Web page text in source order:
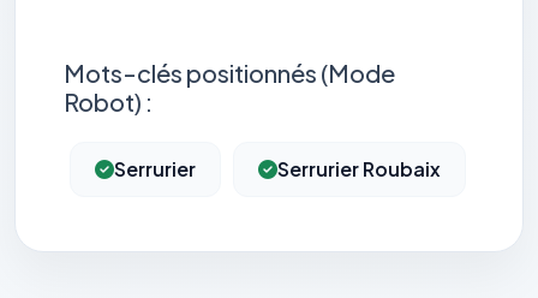
Mots-clés positionnés (Mode
Robot) :
Serrurier Serrurier Roubaix